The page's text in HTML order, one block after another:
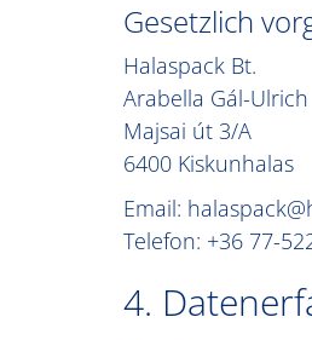
Gesetzlich
Halaspack Bt.
Arabella Gál-Ulrich
Majsai út 3/A
6400 Kiskunhalas
Email:
Telefon: +36 77-
4.